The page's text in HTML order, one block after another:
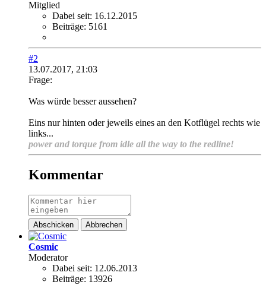
Mitglied
Dabei seit: 16.12.2015
Beiträge: 5161
#2
13.07.2017, 21:03
Frage:
Was würde besser aussehen?
Eins nur hinten oder jeweils eines an den Kotflügel rechts wie
links...
power and torque from idle all the way to the redline!
Kommentar
Abschicken Abbrechen
Cosmic
Moderator
Dabei seit: 12.06.2013
Beiträge: 13926